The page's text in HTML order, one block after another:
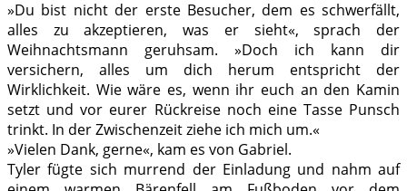
»Du bist nicht der erste Besucher, dem es schwerfällt,
alles zu akzeptieren, was er sieht«, sprach der
Weihnachtsmann geruhsam. »Doch ich kann dir
versichern, alles um dich herum entspricht der
Wirklichkeit. Wie wäre es, wenn ihr euch an den Kamin
setzt und vor eurer Rückreise noch eine Tasse Punsch
trinkt. In der Zwischenzeit ziehe ich mich um.«
»Vielen Dank, gerne«, kam es von Gabriel.
Tyler fügte sich murrend der Einladung und nahm auf